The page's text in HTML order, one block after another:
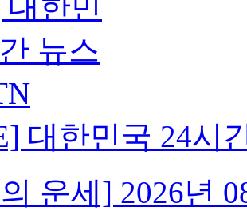
대한민국 24시
운세] 2026년